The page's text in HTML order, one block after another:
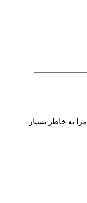
مرا به خاطر بسپار